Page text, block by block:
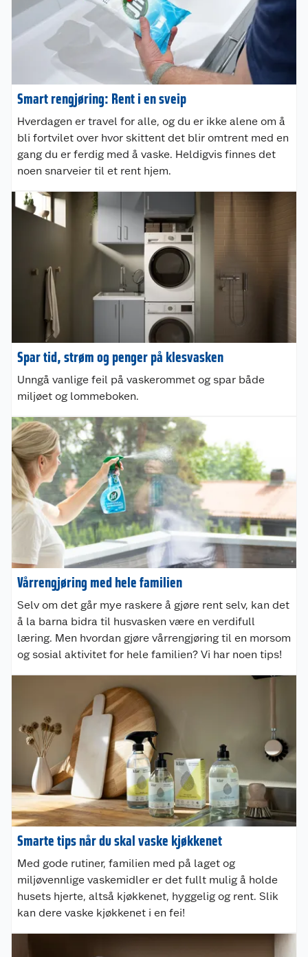
Smart rengjøring: Rent i en sveip
Hverdagen er travel for alle, og du er ikke alene om å
bli fortvilet over hvor skittent det blir omtrent med en
gang du er ferdig med å vaske. Heldigvis finnes det
noen snarveier til et rent hjem.
Spar tid, strøm og penger på klesvasken
Unngå vanlige feil på vaskerommet og spar både
miljøet og lommeboken.
Vårrengjøring med hele familien
Selv om det går mye raskere å gjøre rent selv, kan det
å la barna bidra til husvasken være en verdifull
læring. Men hvordan gjøre vårrengjøring til en morsom
og sosial aktivitet for hele familien? Vi har noen tips!
Smarte tips når du skal vaske kjøkkenet
Med gode rutiner, familien med på laget og
miljøvennlige vaskemidler er det fullt mulig å holde
husets hjerte, altså kjøkkenet, hyggelig og rent. Slik
kan dere vaske kjøkkenet i en fei!